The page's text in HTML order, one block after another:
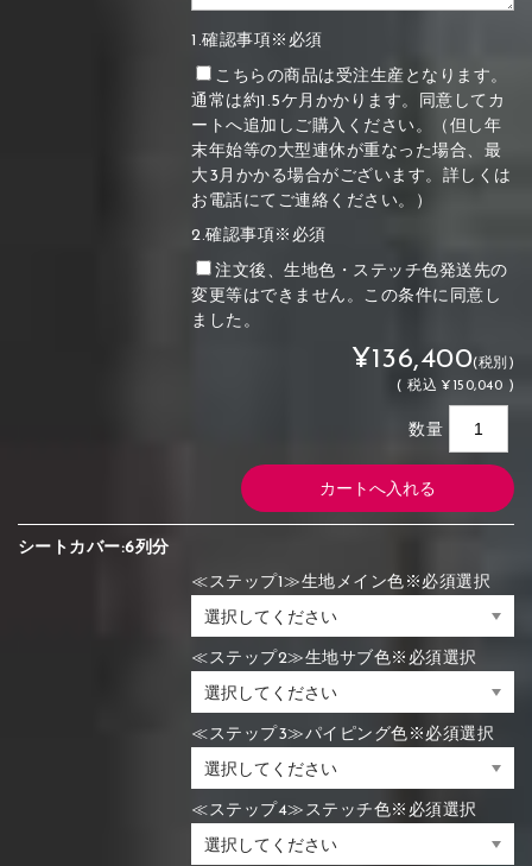
1.確認事項※必須
こちらの商品は受注生産となります。
通常は約1.5ケ月かかります。同意してカ
ートへ追加しご購入ください。（但し年
末年始等の大型連休が重なった場合、最
大3月かかる場合がございます。詳しくは
お電話にてご連絡ください。）
2.確認事項※必須
注文後、生地色・ステッチ色発送先の
変更等はできません。この条件に同意し
ました。
¥136,400(税別)
(税込 ¥150,040 )
数量
シートカバー:6列分
≪ステップ1≫生地メイン色※必須選択
≪ステップ2≫生地サブ色※必須選択
≪ステップ3≫パイピング色※必須選択
≪ステップ4≫ステッチ色※必須選択